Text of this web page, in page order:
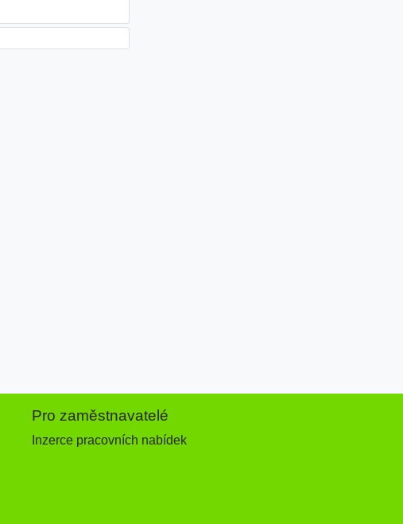
Pro zaměstnavatelé
Inzerce pracovních nabídek